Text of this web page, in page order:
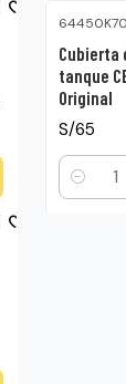
Cubierta
tanque
Original
S/65
Cantidad